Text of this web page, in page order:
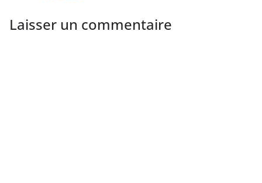
Laisser un commentaire